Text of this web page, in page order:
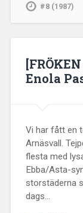
#8 (1987)
Enola
Vi har fått en
Arnäsvall.
flesta med
Ebba/Asta-
storstäderna
dags…